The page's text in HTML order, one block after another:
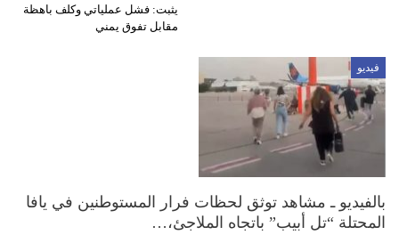
يثبت: فشل عملياتي وكلف باهظة
مقابل تفوق يمني
فيديو
بالفيديو ـ مشاهد توثق لحظات فرار المستوطنين في يافا
المحتلة “تل أبيب” باتجاه الملاجئ،…